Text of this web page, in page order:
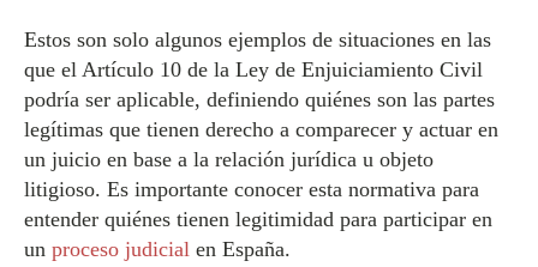
Estos son solo algunos ejemplos de situaciones en las
que el Artículo 10 de la Ley de Enjuiciamiento Civil
podría ser aplicable, definiendo quiénes son las partes
legítimas que tienen derecho a comparecer y actuar en
un juicio en base a la relación jurídica u objeto
litigioso. Es importante conocer esta normativa para
entender quiénes tienen legitimidad para participar en
un proceso judicial en España.